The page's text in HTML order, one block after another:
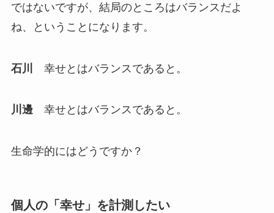
ではないですが、結局のところはバランスだよ
ね、ということになります。
石川 幸せとはバランスであると。
川邊幸せとはバランスであると。
生命学的にはどうですか？
個人の「幸せ」を計測したい